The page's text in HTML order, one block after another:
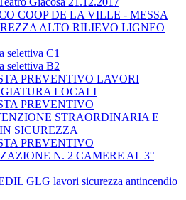
COOP DE LA VILLE - MESSA
ALTO RILIEVO LIGNEO
selettiva C1
selettiva B2
PREVENTIVO LAVORI
LOCALI
PREVENTIVO
STRAORDINARIA E
SICUREZZA
PREVENTIVO
N. 2 CAMERE AL 3°
GLG lavori sicurezza antincendio